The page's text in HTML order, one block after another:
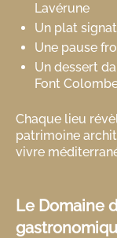
Lavérune
Un plat
Une pause
Un dessert
Font
Chaque lieu
patrimoine
vivre
Le Domaine